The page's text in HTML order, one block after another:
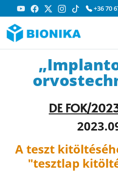
+36 70
DE FOK/
A teszt
"tesztlap